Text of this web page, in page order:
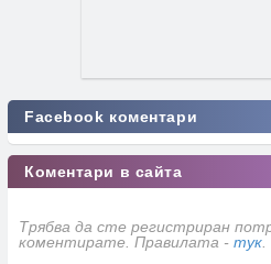
Facebook коментари
Коментари в сайта
Трябва да сте регистриран
коментирате. Правилата - тук